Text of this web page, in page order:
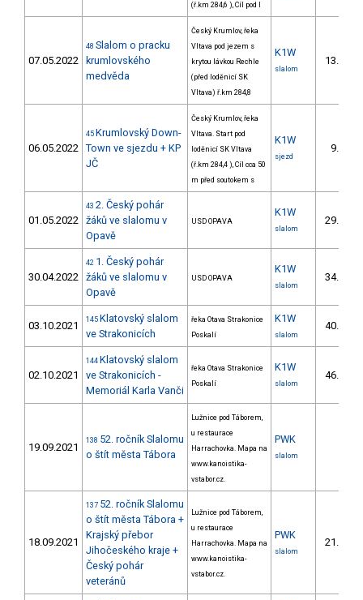
(ř.km 284,6 ), Cíl pod l
07.05.2022
48 Slalom o pracku
krumlovského
medvěda
Český Krumlov, řeka
Vltava pod jezem s
krytou lávkou Rechle
(před loděnicí SK
Vltava) ř.km 284,8
K1W
slalom
13.
06.05.2022
45 Krumlovský Down-
Town ve sjezdu + KP
JČ
Český Krumlov, řeka
Vltava. Start pod
loděnicí SK Vltava
(ř.km 284,4 ), Cíl cca 50
m před soutokem s
K1W
sjezd
9.
01.05.2022
43 2. Český pohár
žáků ve slalomu v
Opavě
USD OPAVA
K1W
slalom
29.
30.04.2022
42 1. Český pohár
žáků ve slalomu v
Opavě
USD OPAVA
K1W
slalom
34.
03.10.2021 145 Klatovský slalom
ve Strakonicích
řeka Otava Strakonice
Poskalí
K1W
slalom
40.
02.10.2021
144 Klatovský slalom
ve Strakonicích -
Memoriál Karla Vanči
řeka Otava Strakonice
Poskalí
K1W
slalom
46.
19.09.2021
138 52. ročník Slalomu
o štít města Tábora
Lužnice pod Táborem,
u restaurace
Harrachovka. Mapa na
www.kanoistika-
vstabor.cz.
PWK
slalom
18.09.2021
137 52. ročník Slalomu
o štít města Tábora +
Krajský přebor
Jihočeského kraje +
Český pohár
veteránů
Lužnice pod Táborem,
u restaurace
Harrachovka. Mapa na
www.kanoistika-
vstabor.cz.
PWK
slalom
21.